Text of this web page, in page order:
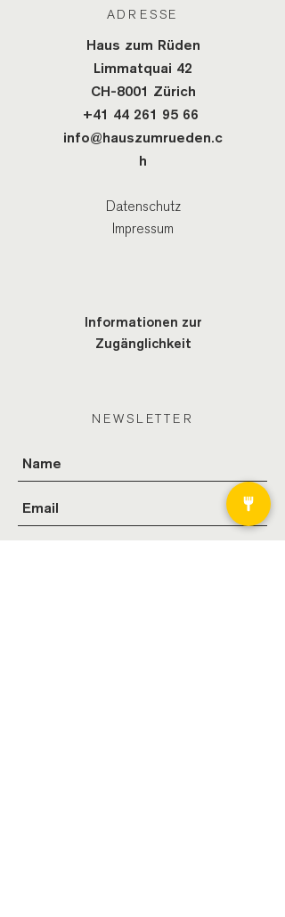
ADRESSE
Haus zum Rüden
Limmatquai 42
CH-8001 Zürich
+41 44 261 95 66
info@hauszumrueden.c
h
Datenschutz
Impressum
Informationen zur
Zugänglichkeit
NEWSLETTER